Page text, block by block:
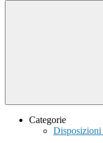
Categorie
Disposizioni